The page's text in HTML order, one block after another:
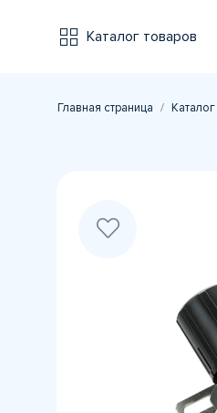
Каталог товаров
Главная страница Каталог